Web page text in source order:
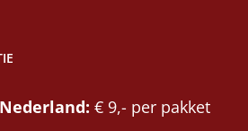
€ 9,- per pakket